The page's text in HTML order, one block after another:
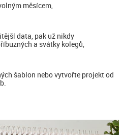
měsícem,
data, pak už nikdy
a svátky kolegů,
šablon nebo vytvořte projekt od